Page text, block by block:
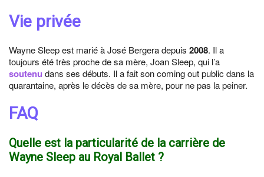
Vie privée
Wayne Sleep est marié à José Bergera depuis 2008. Il a
toujours été très proche de sa mère, Joan Sleep, qui l’a
soutenu dans ses débuts. Il a fait son coming out public dans la
quarantaine, après le décès de sa mère, pour ne pas la peiner.
FAQ
Quelle est la particularité de la carrière de
Wayne Sleep au Royal Ballet ?